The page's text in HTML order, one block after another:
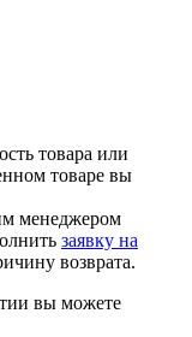
товара или
товаре вы
менеджером
заявку на
возврата.
вы можете